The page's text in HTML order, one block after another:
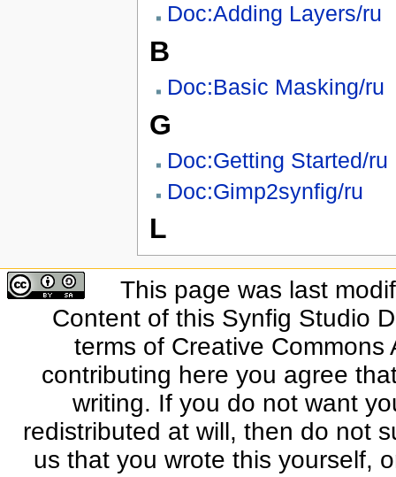
Doc:Adding Layers/ru
B
Doc:Basic Masking/ru
G
Doc:Getting Started/ru
Doc:Gimp2synfig/ru
L
This page was last
Content of this Synfig Studio
terms of Creative
contributing here you agree
writing. If you do not want
redistributed at will, then do not
us that you wrote this yourself,